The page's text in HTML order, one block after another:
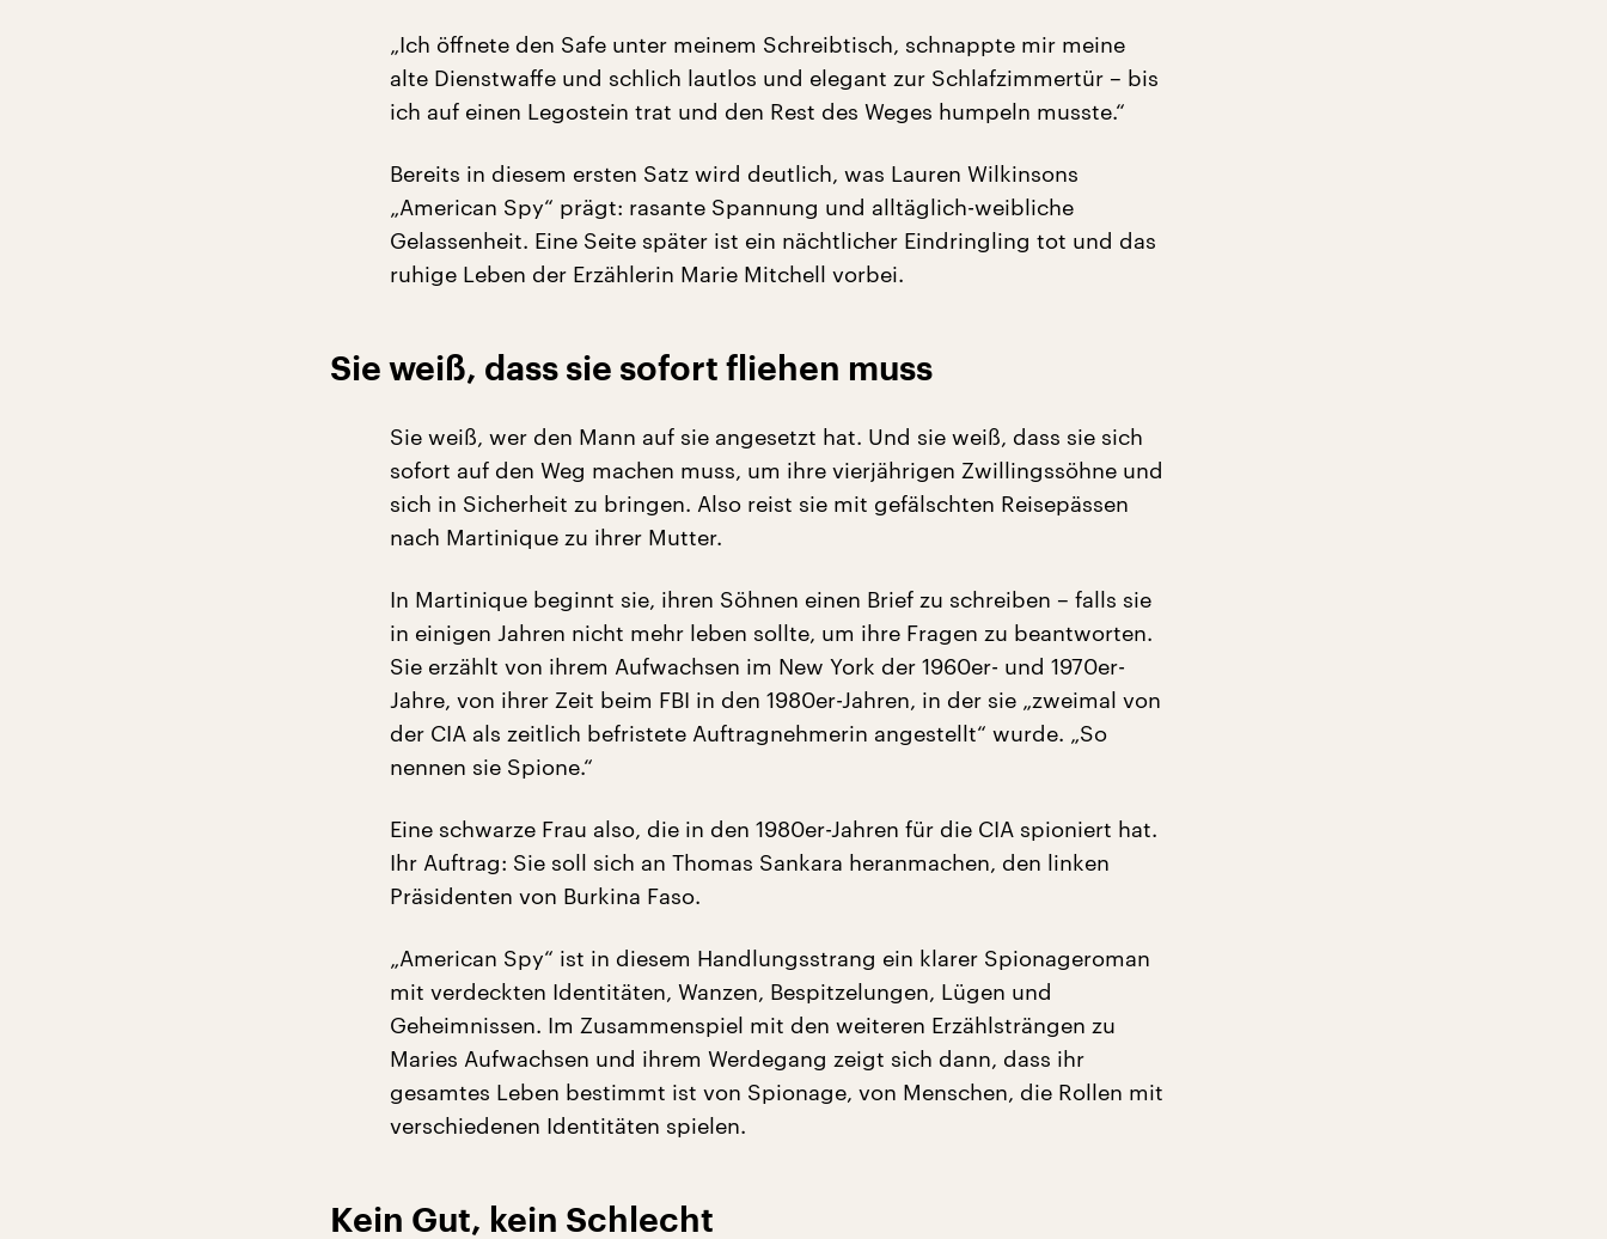
„Ich öffnete den Safe unter meinem Schreibtisch, schnappte mir meine
alte Dienstwaffe und schlich lautlos und elegant zur Schlafzimmertür – bis
ich auf einen Legostein trat und den Rest des Weges humpeln musste.“
Bereits in diesem ersten Satz wird deutlich, was Lauren Wilkinsons
„American Spy“ prägt: rasante Spannung und alltäglich-weibliche
Gelassenheit. Eine Seite später ist ein nächtlicher Eindringling tot und das
ruhige Leben der Erzählerin Marie Mitchell vorbei.
Sie weiß, dass sie sofort fliehen muss
Sie weiß, wer den Mann auf sie angesetzt hat. Und sie weiß, dass sie sich
sofort auf den Weg machen muss, um ihre vierjährigen Zwillingssöhne und
sich in Sicherheit zu bringen. Also reist sie mit gefälschten Reisepässen
nach Martinique zu ihrer Mutter.
In Martinique beginnt sie, ihren Söhnen einen Brief zu schreiben – falls sie
in einigen Jahren nicht mehr leben sollte, um ihre Fragen zu beantworten.
Sie erzählt von ihrem Aufwachsen im New York der 1960er- und 1970er-
Jahre, von ihrer Zeit beim FBI in den 1980er-Jahren, in der sie „zweimal von
der CIA als zeitlich befristete Auftragnehmerin angestellt“ wurde. „So
nennen sie Spione.“
Eine schwarze Frau also, die in den 1980er-Jahren für die CIA spioniert hat.
Ihr Auftrag: Sie soll sich an Thomas Sankara heranmachen, den linken
Präsidenten von Burkina Faso.
„American Spy“ ist in diesem Handlungsstrang ein klarer Spionageroman
mit verdeckten Identitäten, Wanzen, Bespitzelungen, Lügen und
Geheimnissen. Im Zusammenspiel mit den weiteren Erzählsträngen zu
Maries Aufwachsen und ihrem Werdegang zeigt sich dann, dass ihr
gesamtes Leben bestimmt ist von Spionage, von Menschen, die Rollen mit
verschiedenen Identitäten spielen.
Kein Gut, kein Schlecht